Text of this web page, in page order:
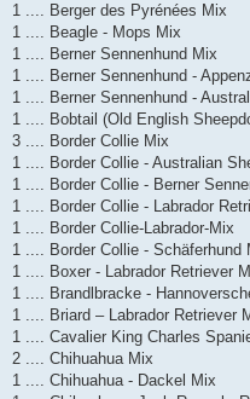
1 .... Berger des Pyrénées Mix
1 .... Beagle - Mops Mix
1 .... Berner Sennenhund Mix
1 .... Berner Sennenhund -
1 .... Berner Sennenhund -
1 .... Bobtail (Old English
3 .... Border Collie Mix
1 .... Border Collie - Australian
1 .... Border Collie - Berner
1 .... Border Collie - Labrador
1 .... Border Collie-Labrador-Mix
1 .... Border Collie - Schäferhund
1 .... Boxer - Labrador Retriever
1 .... Brandlbracke -
1 .... Briard – Labrador Retriever
1 .... Cavalier King Charles
2 .... Chihuahua Mix
1 .... Chihuahua - Dackel Mix